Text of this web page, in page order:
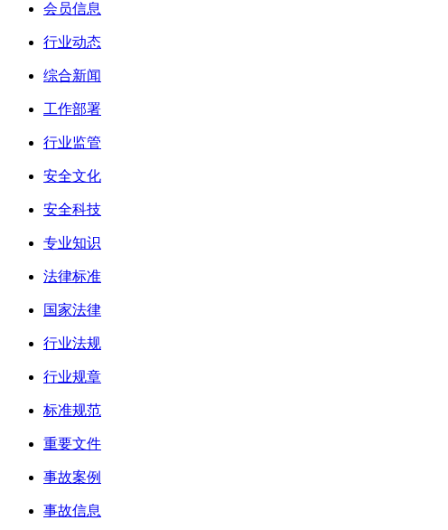
会员信息
行业动态
综合新闻
工作部署
行业监管
安全文化
安全科技
专业知识
法律标准
国家法律
行业法规
行业规章
标准规范
重要文件
事故案例
事故信息